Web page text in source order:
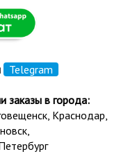
Telegram
заказы в города:
, Краснодар,
,